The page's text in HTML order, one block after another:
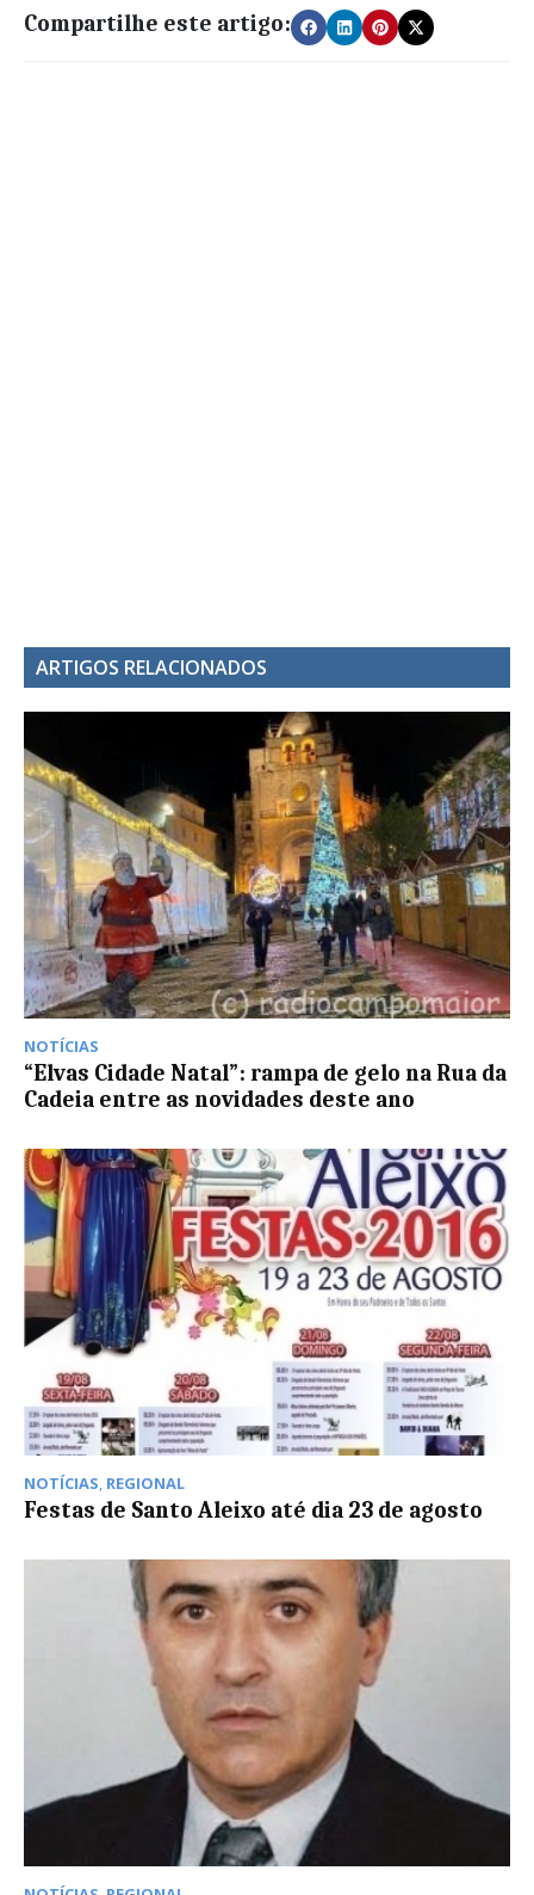
Compartilhe este artigo:
ARTIGOS RELACIONADOS
NOTÍCIAS
“Elvas Cidade Natal”: rampa de gelo na Rua da
Cadeia entre as novidades deste ano
NOTÍCIAS, REGIONAL
Festas de Santo Aleixo até dia 23 de agosto